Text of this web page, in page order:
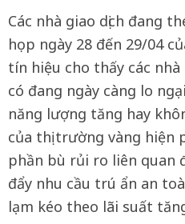
Các nhà giao dịch đang
họp ngày 28 đến 29/04
tín hiệu cho thấy các nhà
có đang ngày càng lo
năng lượng tăng hay
của thị trường vàng hiện
phần bù rủi ro liên quan
đẩy nhu cầu trú ẩn an
lạm kéo theo lãi suất